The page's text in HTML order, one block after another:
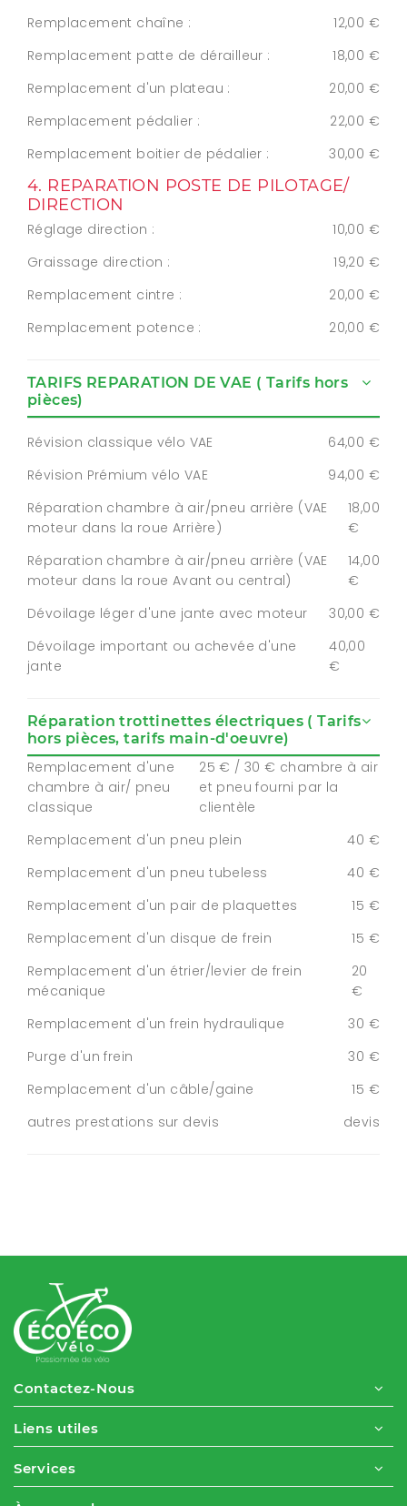
Remplacement chaîne :
12,00 €
Remplacement patte de dérailleur :
18,00 €
Remplacement d'un plateau :
20,00 €
Remplacement pédalier :
22,00 €
Remplacement boitier de pédalier :
30,00 €
4. REPARATION POSTE DE PILOTAGE/
DIRECTION
Réglage direction :
10,00 €
Graissage direction :
19,20 €
Remplacement cintre :
20,00 €
Remplacement potence :
20,00 €
TARIFS REPARATION DE VAE ( Tarifs hors
pièces)
Révision classique vélo VAE
64,00 €
Révision Prémium vélo VAE
94,00 €
Réparation chambre à air/pneu arrière (VAE
moteur dans la roue Arrière)
18,00
€
Réparation chambre à air/pneu arrière (VAE
moteur dans la roue Avant ou central)
14,00
€
Dévoilage léger d'une jante avec moteur
30,00 €
Dévoilage important ou achevée d'une
jante
40,00
€
Réparation trottinettes électriques ( Tarifs
hors pièces, tarifs main-d'oeuvre)
Remplacement d'une
chambre à air/ pneu
classique
25 € / 30 € chambre à air
et pneu fourni par la
clientèle
Remplacement d'un pneu plein
40 €
Remplacement d'un pneu tubeless
40 €
Remplacement d'un pair de plaquettes
15 €
Remplacement d'un disque de frein
15 €
Remplacement d'un étrier/levier de frein
mécanique
20
€
Remplacement d'un frein hydraulique
30 €
Purge d'un frein
30 €
Remplacement d'un câble/gaine
15 €
autres prestations sur devis
devis
Contactez-Nous
Liens utiles
Services